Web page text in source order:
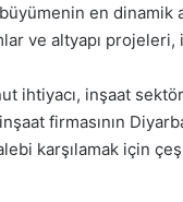
en dinamik
ve altyapı
ihtiyacı, inşaat
firmasının
karşılamak için